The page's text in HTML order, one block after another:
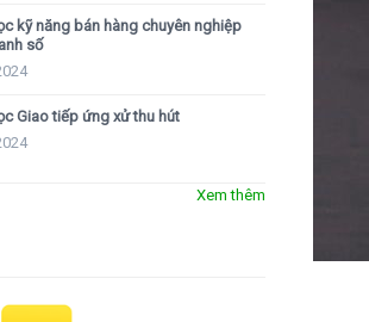
kỹ năng bán hàng chuyên nghiệp
số
Giao tiếp ứng xử thu hút
Xem thêm